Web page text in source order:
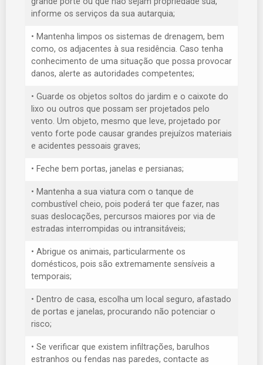
informe os serviços da sua autarquia;
• Mantenha limpos os sistemas de drenagem, bem
como, os adjacentes à sua residência. Caso tenha
conhecimento de uma situação que possa provocar
danos, alerte as autoridades competentes;
• Guarde os objetos soltos do jardim e o caixote do
lixo ou outros que possam ser projetados pelo
vento. Um objeto, mesmo que leve, projetado por
vento forte pode causar grandes prejuízos materiais
e acidentes pessoais graves;
• Feche bem portas, janelas e persianas;
• Mantenha a sua viatura com o tanque de
combustível cheio, pois poderá ter que fazer, nas
suas deslocações, percursos maiores por via de
estradas interrompidas ou intransitáveis;
• Abrigue os animais, particularmente os
domésticos, pois são extremamente sensíveis a
temporais;
• Dentro de casa, escolha um local seguro, afastado
de portas e janelas, procurando não potenciar o
risco;
• Se verificar que existem infiltrações, barulhos
estranhos ou fendas nas paredes, contacte as